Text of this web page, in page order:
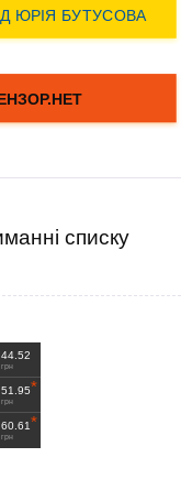
списку
44.52
грн
51.95
грн
60.61
грн